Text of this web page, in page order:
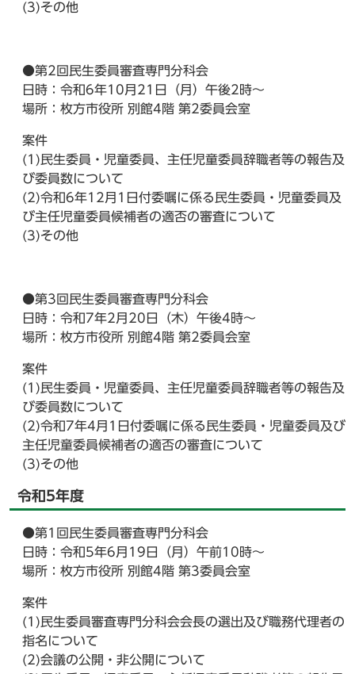
(3)その他
●第2回民生委員審査専門分科会
日時：令和6年10月21日（月）午後2時～
場所：枚方市役所 別館4階 第2委員会室
案件
(1)民生委員・児童委員、主任児童委員辞職者等の報告及
び委員数について
(2)令和6年12月1日付委嘱に係る民生委員・児童委員及
び主任児童委員候補者の適否の審査について
(3)その他
●第3回民生委員審査専門分科会
日時：令和7年2月20日（木）午後4時～
場所：枚方市役所 別館4階 第2委員会室
案件
(1)民生委員・児童委員、主任児童委員辞職者等の報告及
び委員数について
(2)令和7年4月1日付委嘱に係る民生委員・児童委員及び
主任児童委員候補者の適否の審査について
(3)その他
令和5年度
●第1回民生委員審査専門分科会
日時：令和5年6月19日（月）午前10時～
場所：枚方市役所 別館4階 第3委員会室
案件
(1)民生委員審査専門分科会会長の選出及び職務代理者の
指名について
(2)会議の公開・非公開について